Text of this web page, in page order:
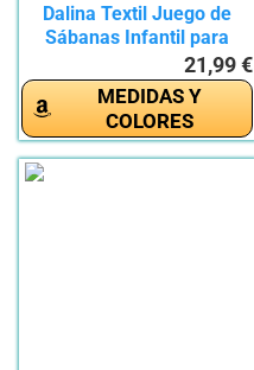
Dalina Textil Juego de
Sábanas Infantil para
21,99 €
MEDIDAS Y
COLORES